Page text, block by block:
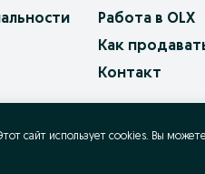
Работа в OLX
Как
Контакт
сайт использует cookies. Вы